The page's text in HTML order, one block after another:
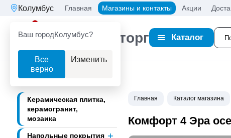
Колумбус
Ваш городКолумбус?
Все
верно
Изменить
Главная Магазины и контакты Акции
Партнерторг Каталог
Керамическая плитка,
керамогранит,
мозаика
Напольные покрытия
Главная Каталог магазина
Комфорт 4 Эра